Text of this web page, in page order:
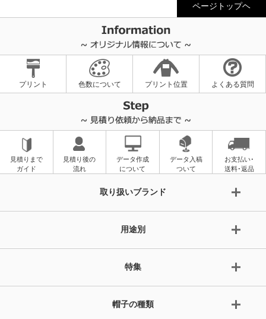
ページトップヘ
プリント 色数について プリント位置 よくある質問
見積りまで
ガイド
見積り後の
流れ
データ作成
について
データ入稿
ついて
お支払い･
送料･返品
取り扱いブランド
用途別
特集
帽子の種類